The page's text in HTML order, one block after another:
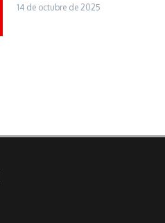
14 de octubre de 2025